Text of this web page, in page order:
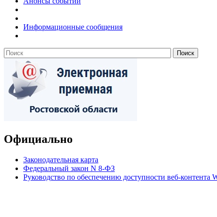
Информационные сообщения
Официально
Законодательная карта
Федеральный закон N 8-ФЗ
Руководство по обеспечению доступности веб-контента